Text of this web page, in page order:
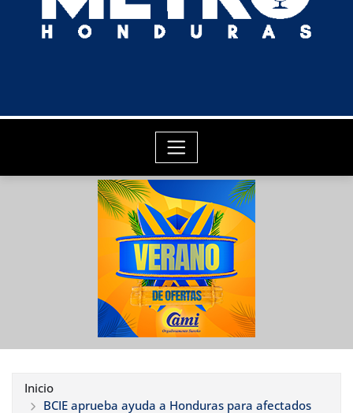
Inicio
BCIE aprueba ayuda a Honduras para afectados